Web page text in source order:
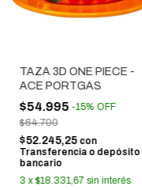
TAZA 3D ONE PIECE -
ACE PORTGAS
$54.995 -15% OFF
$64.700
$52.245,25 con
Transferencia o depósito
bancario
3 x$18.331,67 sin interés